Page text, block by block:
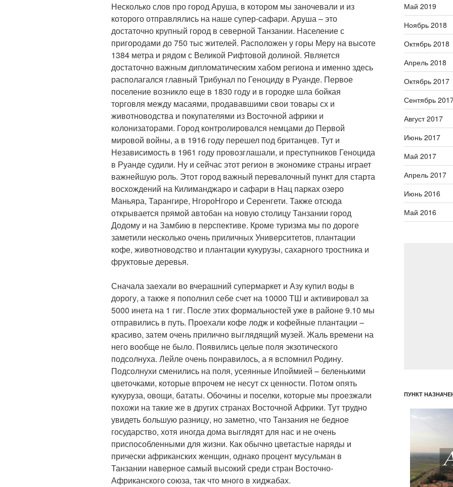
Несколько слов про город Аруша, в котором мы заночевали и из
которого отправлялись на наше супер-сафари. Аруша – это
достаточно крупный город в северной Танзании. Население с
пригородами до 750 тыс жителей. Расположен у горы Меру на высоте
1384 метра и рядом с Великой Рифтовой долиной. Является
достаточно важным дипломатическим хабом региона и именно здесь
располагался главный Трибунал по Геноциду в Руанде. Первое
поселение возникло еще в 1830 году и в городке шла бойкая
торговля между масаями, продававшими свои товары сх и
животноводства и покупателями из Восточной африки и
колонизаторами. Город контролировался немцами до Первой
мировой войны, а в 1916 году перешел под британцев. Тут и
Независимость в 1961 году провозглашали, и преступников Геноцида
в Руанде судили. Ну и сейчас этот регион в экономике страны играет
важнейшую роль. Этот город важный перевалочный пункт для старта
восхождений на Килиманджаро и сафари в Нац парках озеро
Маньяра, Тарангире, НгороНгоро и Серенгети. Также отсюда
открывается прямой автобан на новую столицу Танзании город
Додому и на Замбию в перспективе. Кроме туризма мы по дороге
заметили несколько очень приличных Университетов, плантации
кофе, животноводство и плантации кукурузы, сахарного тростника и
фруктовые деревья.
Сначала заехали во вчерашний супермаркет и Азу купил воды в
дорогу, а также я пополнил себе счет на 10000 ТШ и активировал за
5000 инета на 1 гиг. После этих формальностей уже в районе 9.10 мы
отправились в путь. Проехали кофе лодж и кофейные плантации –
красиво, затем очень прилично выглядящий музей. Жаль времени на
него вообще не было. Появились целые поля экзотического
подсолнуха. Лейле очень понравилось, а я вспомнил Родину.
Подсолнухи сменились на поля, усеянные Ипоймией – беленькими
цветочками, которые впрочем не несут сх ценности. Потом опять
кукуруза, овощи, бататы. Обочины и поселки, которые мы проезжали
похожи на такие же в других странах Восточной Африки. Тут трудно
увидеть большую разницу, но заметно, что Танзания не бедное
государство, хотя иногда дома выглядят для нас и не очень
приспособленными для жизни. Как обычно цветастые наряды и
прически африканских женщин, однако процент мусульман в
Танзании наверное самый высокий среди стран Восточно-
Африканского союза, так что много в хиджабах.
Май 2019
Ноябрь 2018
Октябрь 2018
Апрель 2018
Октябрь 2017
Сентябрь
Август 2017
Июнь 2017
Май 2017
Апрель 2017
Июнь 2016
Май 2016
ПУНКТ